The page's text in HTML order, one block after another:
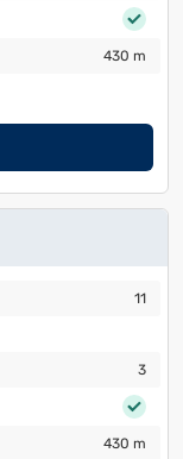
430 m
11
3
430 m